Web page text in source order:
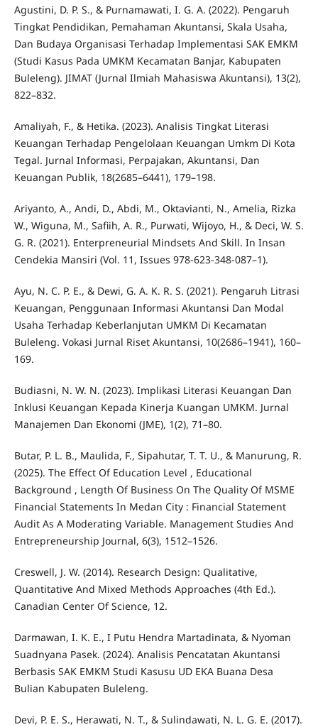
Agustini, D. P. S., & Purnamawati, I. G. A. (2022). Pengaruh
Tingkat Pendidikan, Pemahaman Akuntansi, Skala Usaha,
Dan Budaya Organisasi Terhadap Implementasi SAK EMKM
(Studi Kasus Pada UMKM Kecamatan Banjar, Kabupaten
Buleleng). JIMAT (Jurnal Ilmiah Mahasiswa Akuntansi), 13(2),
822–832.
Amaliyah, F., & Hetika. (2023). Analisis Tingkat Literasi
Keuangan Terhadap Pengelolaan Keuangan Umkm Di Kota
Tegal. Jurnal Informasi, Perpajakan, Akuntansi, Dan
Keuangan Publik, 18(2685–6441), 179–198.
Ariyanto, A., Andi, D., Abdi, M., Oktavianti, N., Amelia, Rizka
W., Wiguna, M., Safiih, A. R., Purwati, Wijoyo, H., & Deci, W. S.
G. R. (2021). Enterpreneurial Mindsets And Skill. In Insan
Cendekia Mansiri (Vol. 11, Issues 978-623-348-087–1).
Ayu, N. C. P. E., & Dewi, G. A. K. R. S. (2021). Pengaruh Litrasi
Keuangan, Penggunaan Informasi Akuntansi Dan Modal
Usaha Terhadap Keberlanjutan UMKM Di Kecamatan
Buleleng. Vokasi Jurnal Riset Akuntansi, 10(2686–1941), 160–
169.
Budiasni, N. W. N. (2023). Implikasi Literasi Keuangan Dan
Inklusi Keuangan Kepada Kinerja Kuangan UMKM. Jurnal
Manajemen Dan Ekonomi (JME), 1(2), 71–80.
Butar, P. L. B., Maulida, F., Sipahutar, T. T. U., & Manurung, R.
(2025). The Effect Of Education Level , Educational
Background , Length Of Business On The Quality Of MSME
Financial Statements In Medan City : Financial Statement
Audit As A Moderating Variable. Management Studies And
Entrepreneurship Journal, 6(3), 1512–1526.
Creswell, J. W. (2014). Research Design: Qualitative,
Quantitative And Mixed Methods Approaches (4th Ed.).
Canadian Center Of Science, 12.
Darmawan, I. K. E., I Putu Hendra Martadinata, & Nyoman
Suadnyana Pasek. (2024). Analisis Pencatatan Akuntansi
Berbasis SAK EMKM Studi Kasusu UD EKA Buana Desa
Bulian Kabupaten Buleleng.
Devi, P. E. S., Herawati, N. T., & Sulindawati, N. L. G. E. (2017).